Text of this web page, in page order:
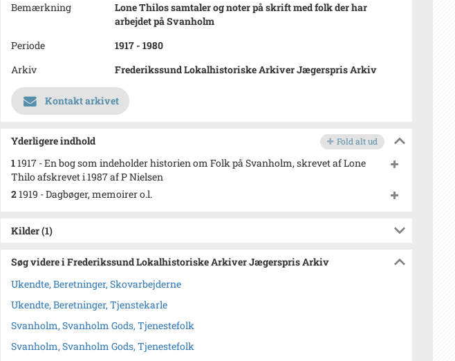
Bemærkning
Lone Thilos samtaler og noter på skrift med folk der har
arbejdet på Svanholm
Periode
1917 - 1980
Arkiv
Frederikssund Lokalhistoriske Arkiver Jægerspris Arkiv
Kontakt arkivet
Yderligere indhold Fold alt ud
11917 - En bog som indeholder historien om Folk på Svanholm, skrevet af Lone
Thilo afskrevet i 1987 af P Nielsen
21919 - Dagbøger, memoirer o.l.
Kilder (1)
Søg videre i Frederikssund Lokalhistoriske Arkiver Jægerspris Arkiv
Ukendte, Beretninger, Skovarbejderne
Ukendte, Beretninger, Tjenstekarle
Svanholm, Svanholm Gods, Tjenestefolk
Svanholm, Svanholm Gods, Tjenestefolk